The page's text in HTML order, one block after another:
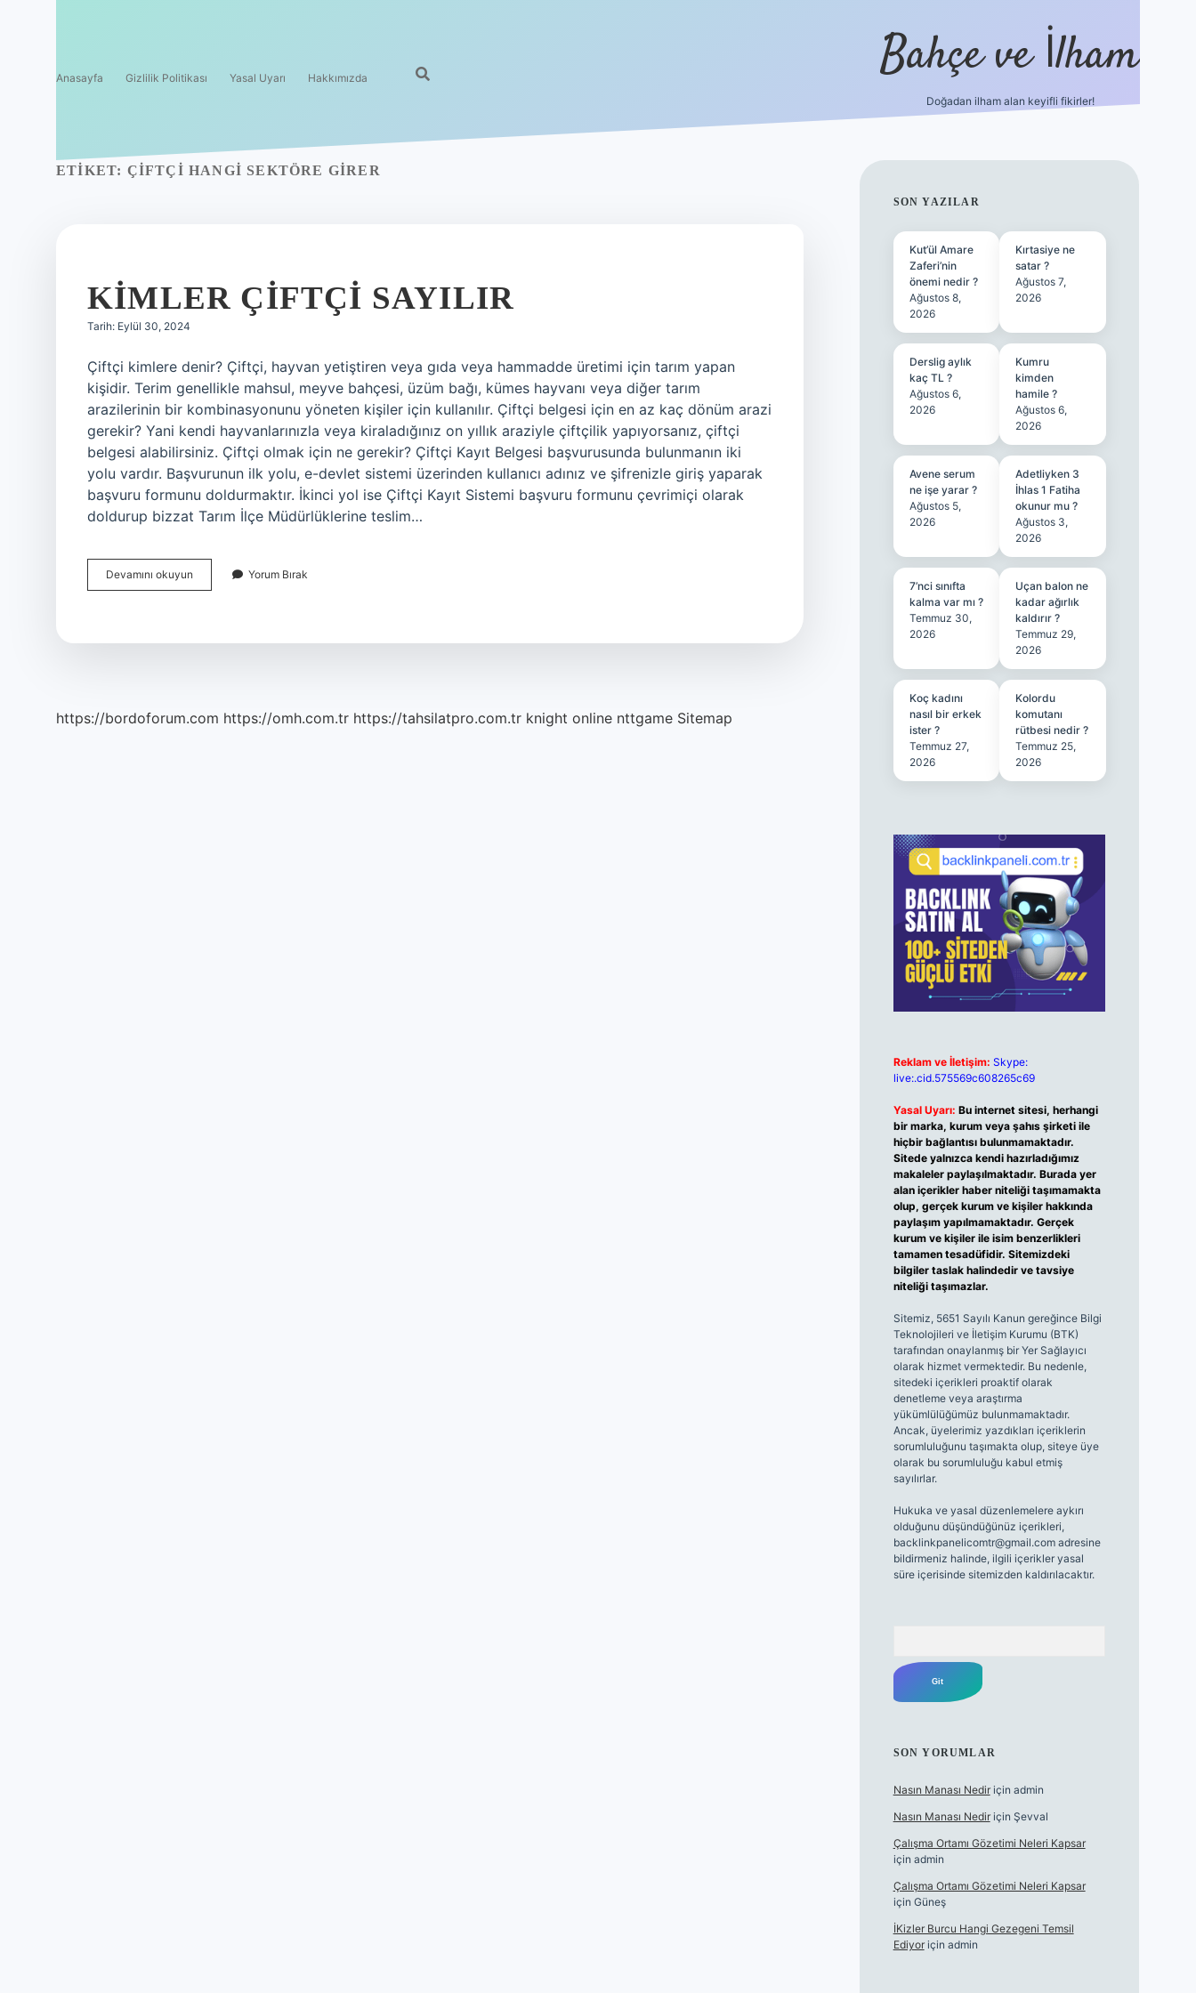
Anasayfa Gizlilik Politikası Yasal Uyarı Hakkımızda Bahçe ve İlham
Doğadan ilham alan keyifli fikirler!
ETIKET: ÇIFTÇI HANGI SEKTÖRE GIRER
KIMLER ÇIFTÇI SAYILIR
Tarih: Eylül 30, 2024
Çiftçi kimlere denir? Çiftçi, hayvan yetiştiren veya gıda veya hammadde üretimi için tarım yapan
kişidir. Terim genellikle mahsul, meyve bahçesi, üzüm bağı, kümes hayvanı veya diğer tarım
arazilerinin bir kombinasyonunu yöneten kişiler için kullanılır. Çiftçi belgesi için en az kaç dönüm arazi
gerekir? Yani kendi hayvanlarınızla veya kiraladığınız on yıllık araziyle çiftçilik yapıyorsanız, çiftçi
belgesi alabilirsiniz. Çiftçi olmak için ne gerekir? Çiftçi Kayıt Belgesi başvurusunda bulunmanın iki
yolu vardır. Başvurunun ilk yolu, e-devlet sistemi üzerinden kullanıcı adınız ve şifrenizle giriş yaparak
başvuru formunu doldurmaktır. İkinci yol ise Çiftçi Kayıt Sistemi başvuru formunu çevrimiçi olarak
doldurup bizzat Tarım İlçe Müdürlüklerine teslim…
Devamını okuyun
Çiftçi
Yorum Bırak
https://bordoforum.com https://omh.com.tr https://tahsilatpro.com.tr knight online nttgame Sitemap
SIDEBAR
SON YAZILAR
Kut’ül Amare
Zaferi’nin
önemi nedir ?
Ağustos 8,
2026
Kırtasiye ne
satar ?
Ağustos 7,
2026
Derslig aylık
kaç TL ?
Ağustos 6,
2026
Kumru
kimden
hamile ?
Ağustos 6,
2026
Avene serum
ne işe yarar ?
Ağustos 5,
2026
Adetliyken 3
İhlas 1 Fatiha
okunur mu ?
Ağustos 3,
2026
7’nci sınıfta
kalma var mı ?
Temmuz 30,
2026
Uçan balon ne
kadar ağırlık
kaldırır ?
Temmuz 29,
2026
Koç kadını
nasıl bir erkek
ister ?
Temmuz 27,
2026
Kolordu
komutanı
rütbesi nedir ?
Temmuz 25,
2026
Reklam ve İletişim: Skype:
live:.cid.575569c608265c69
Yasal Uyarı: Bu internet sitesi, herhangi
bir marka, kurum veya şahıs şirketi ile
hiçbir bağlantısı bulunmamaktadır.
Sitede yalnızca kendi hazırladığımız
makaleler paylaşılmaktadır. Burada yer
alan içerikler haber niteliği taşımamakta
olup, gerçek kurum ve kişiler hakkında
paylaşım yapılmamaktadır. Gerçek
kurum ve kişiler ile isim benzerlikleri
tamamen tesadüfidir. Sitemizdeki
bilgiler taslak halindedir ve tavsiye
niteliği taşımazlar.
Sitemiz, 5651 Sayılı Kanun gereğince Bilgi
Teknolojileri ve İletişim Kurumu (BTK)
tarafından onaylanmış bir Yer Sağlayıcı
olarak hizmet vermektedir. Bu nedenle,
sitedeki içerikleri proaktif olarak
denetleme veya araştırma
yükümlülüğümüz bulunmamaktadır.
Ancak, üyelerimiz yazdıkları içeriklerin
sorumluluğunu taşımakta olup, siteye üye
olarak bu sorumluluğu kabul etmiş
sayılırlar.
Hukuka ve yasal düzenlemelere aykırı
olduğunu düşündüğünüz içerikleri,
backlinkpanelicomtr@gmail.comadresine
bildirmeniz halinde, ilgili içerikler yasal
süre içerisinde sitemizden kaldırılacaktır.
SON YORUMLAR
Nasın Manası Nediriçin admin
Nasın Manası Nediriçin Şevval
Çalışma Ortamı Gözetimi Neleri Kapsar
için admin
Çalışma Ortamı Gözetimi Neleri Kapsar
için Güneş
İKizler Burcu Hangi Gezegeni Temsil
Ediyoriçin admin
ilbet yeni giriş betexper